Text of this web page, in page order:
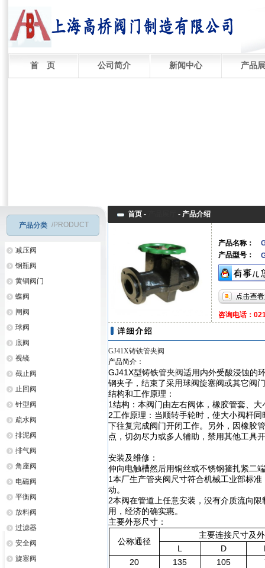
首 页 公司简介 新闻中心 产品
产品分类 /PRODUCT
减压阀
钢瓶阀
黄铜阀门
蝶阀
闸阀
球阀
底阀
视镜
截止阀
止回阀
针型阀
疏水阀
排泥阀
排气阀
角座阀
电磁阀
平衡阀
放料阀
过滤器
安全阀
旋塞阀
首页 - - 产品介绍
产品名称：
产品型号：
咨询电话：
GJ41X铸铁管夹阀
产品简介：
GJ41X型铸铁管夹阀适用内外受酸浸蚀的
钢夹子，结束了采用球阀旋塞阀或其它阀
结构和工作原理：
1结构：本阀门由左右阀体，橡胶管套、
2工作原理：当顺转手轮时，使大小阀杆
下往复完成阀门开闭工作。另外，因橡胶
点，切勿尽力或多人辅助，禁用其他工具
安装及维修：
伸向电触槽然后用铜丝或不锈钢箍扎紧二
1本厂生产管夹阀尺寸符合机械工业部标
动。
2本阀在管道上任意安装，没有介质流向
用，经济的确实惠。
主要外形尺寸：
公称通径
主要连接尺寸及
L
D
20
135 105